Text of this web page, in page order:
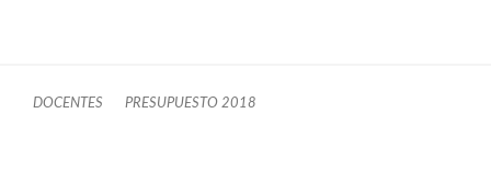
DOCENTES PRESUPUESTO 2018